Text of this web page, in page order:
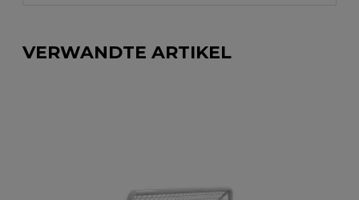
VERWANDTE ARTIKEL